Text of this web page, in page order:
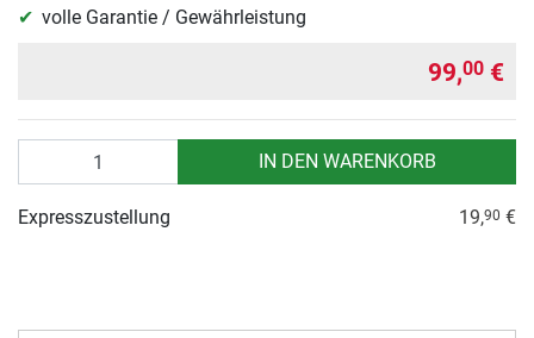
volle Garantie / Gewährleistung
99,00 €
IN DEN WARENKORB
Expresszustellung 19,90 €